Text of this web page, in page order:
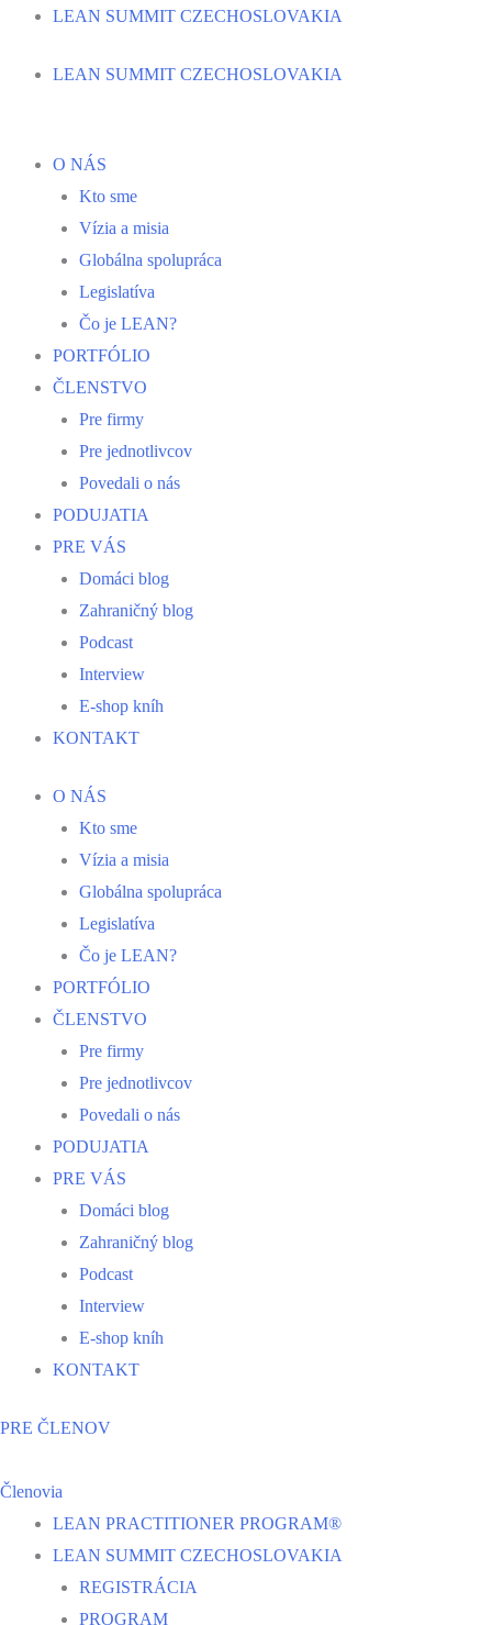
Preskočiť
obsah
LEAN SUMMIT CZECHOSLOVAKIA
LEAN SUMMIT CZECHOSLOVAKIA
O NÁS
Kto sme
Vízia a misia
Globálna spolupráca
Legislatíva
Čo je LEAN?
PORTFÓLIO
ČLENSTVO
Pre firmy
Pre jednotlivcov
Povedali o nás
PODUJATIA
PRE VÁS
Domáci blog
Zahraničný blog
Podcast
Interview
E-shop kníh
KONTAKT
O NÁS
Kto sme
Vízia a misia
Globálna spolupráca
Legislatíva
Čo je LEAN?
PORTFÓLIO
ČLENSTVO
Pre firmy
Pre jednotlivcov
Povedali o nás
PODUJATIA
PRE VÁS
Domáci blog
Zahraničný blog
Podcast
Interview
E-shop kníh
KONTAKT
PRE ČLENOV
Členovia
LEAN PRACTITIONER PROGRAM®
LEAN SUMMIT CZECHOSLOVAKIA
REGISTRÁCIA
PROGRAM